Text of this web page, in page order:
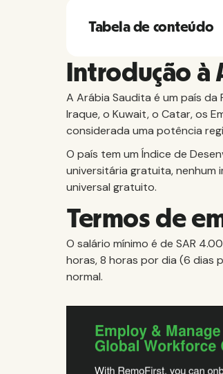
Tabela de conteúdo
Introdução à
A Arábia Saudita é um país
Iraque, o Kuwait, o Catar, os
considerada uma potência
O país tem um Índice de
universitária gratuita, nenhum
universal gratuito.
Termos de
O salário mínimo é de SAR
horas, 8 horas por dia (6 dias
normal.